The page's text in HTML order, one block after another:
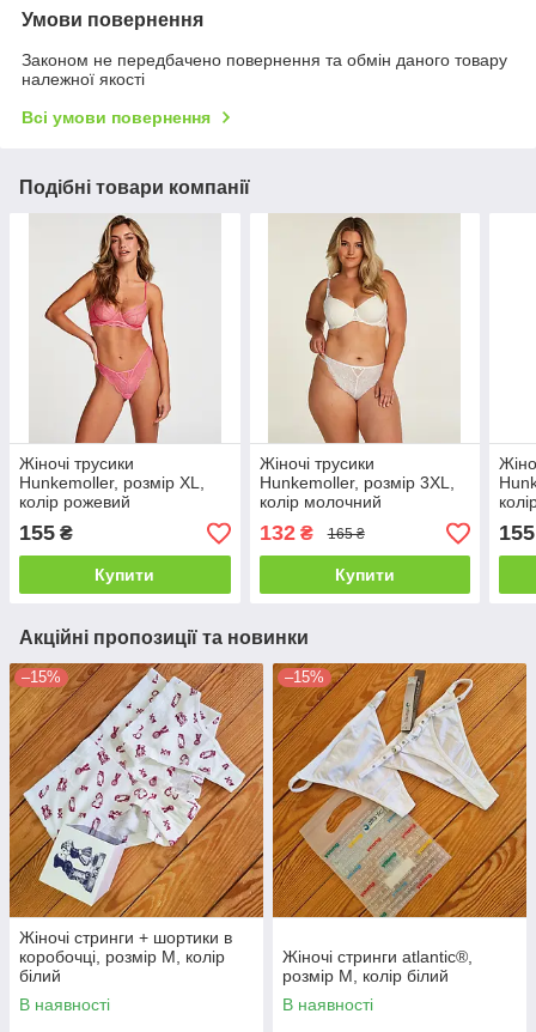
Умови повернення
Законом не передбачено повернення та обмін даного товару
належної якості
Всі умови повернення
Подібні товари компанії
Жіночі трусики
Hunkemoller, розмір XL,
колір рожевий
155 ₴
Купити
Жіночі трусики
Hunkemoller, розмір 3XL,
колір молочний
132₴ 165 ₴
Купити
155
Акційні пропозиції та новинки
–15%
Жіночі стринги + шортики в
коробочці, розмір M, колір
білий
В наявності
–15%
Жіночі стринги atlantic®,
розмір M, колір білий
В наявності